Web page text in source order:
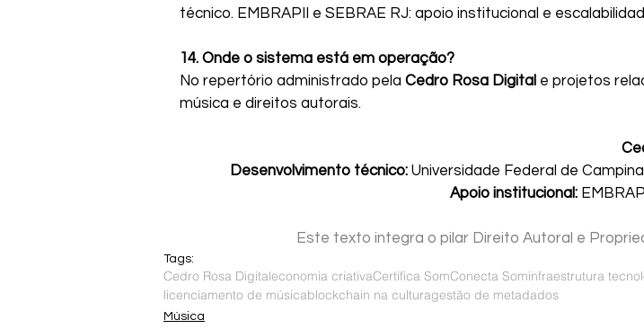
técnico. EMBRAPII e SEBRAE RJ: apoio institucional e
14. Onde o sistema está em operação?
No repertório administrado pela Cedro Rosa Digital e projetos
música e direitos autorais.
Desenvolvimento técnico: Universidade Federal de
Apoio institucional:
Este texto integra o pilar Direito Autoral e
Tags:
Cedro Rosa Digitaleconomia criativaCertifica SomConecta Sominfraestrutura
licenciamento de músicablockchain na culturagestão de metadados
Música